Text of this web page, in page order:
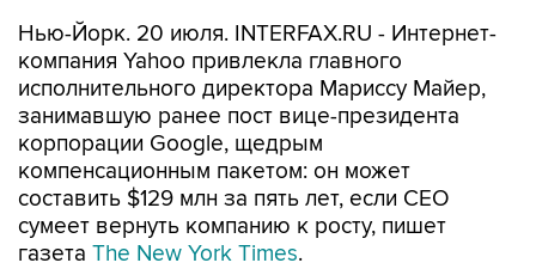
Нью-Йорк. 20 июля. INTERFAX.RU - Интернет-
компания Yahoo привлекла главного
исполнительного директора Мариссу Майер,
занимавшую ранее пост вице-президента
корпорации Google, щедрым
компенсационным пакетом: он может
составить $129 млн за пять лет, если CEO
сумеет вернуть компанию к росту, пишет
газета The New York Times.